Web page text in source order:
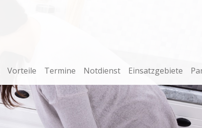
Vorteile Termine Notdienst Einsatzgebiete